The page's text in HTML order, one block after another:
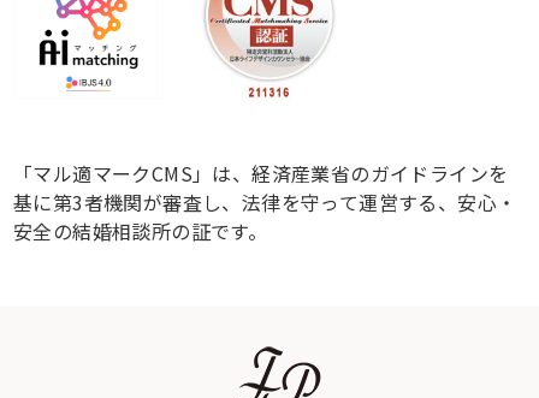
「マル適マークCMS」は、経済産業省のガイドラインを
基に第3者機関が審査し、法律を守って運営する、安心・
安全の結婚相談所の証です。